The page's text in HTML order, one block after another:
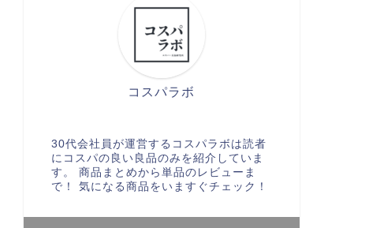
コスパラボ
30代会社員が運営するコスパラボは読者
にコスパの良い良品のみを紹介していま
す。 商品まとめから単品のレビューま
で！ 気になる商品をいますぐチェック！